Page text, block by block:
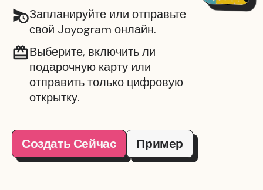
Запланируйте или отправьте
свой Joyogram онлайн.
Выберите, включить ли
подарочную карту или
отправить только цифровую
открытку.
Создать Сейчас Пример